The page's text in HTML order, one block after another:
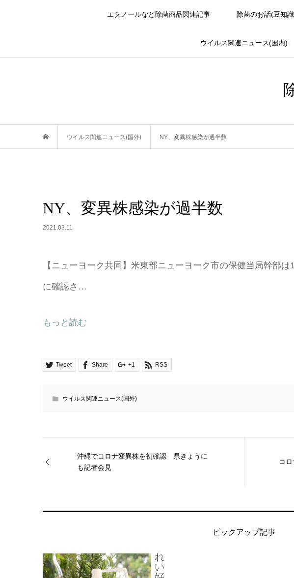
エタノールなど除菌商品関連記事 除菌のお話(豆知
ウイルス関連ニュース(国内)
ウイルス関連ニュース(国外) NY、変異株感染が過半数
NY、変異株感染が過半数
2021.03.11
【ニューヨーク共同】米東部ニューヨーク市の保健当局幹部
に確認さ…
もっと読む
Tweet Share +1 RSS
ウイルス関連ニュース(国外)
沖縄でコロナ変異株を初確認 県きょうに
も記者会見
コ
ピックアップ記事